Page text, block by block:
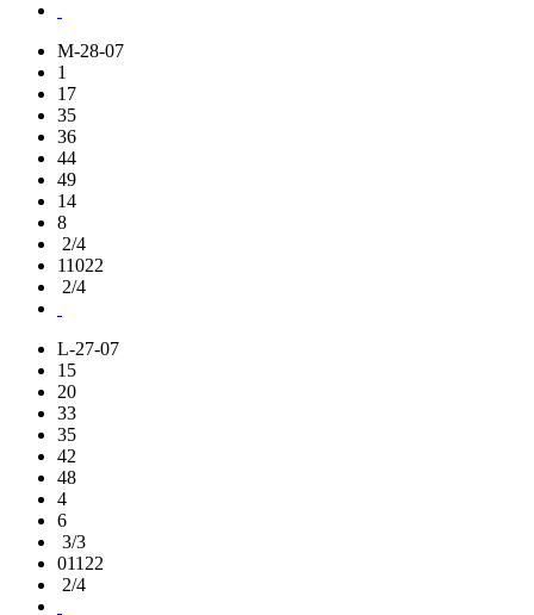
M-28-07
1
17
35
36
44
49
14
8
2/4
11022
2/4
L-27-07
15
20
33
35
42
48
4
6
3/3
01122
2/4